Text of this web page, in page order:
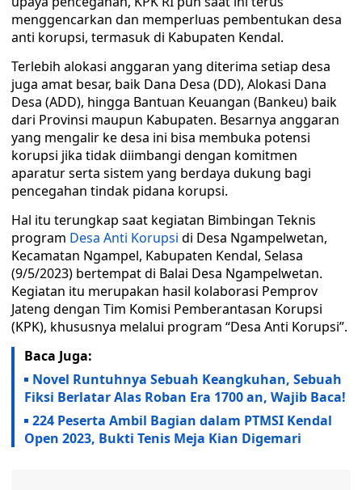
menggencarkan dan memperluas pembentukan desa
anti korupsi, termasuk di Kabupaten Kendal.
Terlebih alokasi anggaran yang diterima setiap desa
juga amat besar, baik Dana Desa (DD), Alokasi Dana
Desa (ADD), hingga Bantuan Keuangan (Bankeu) baik
dari Provinsi maupun Kabupaten. Besarnya anggaran
yang mengalir ke desa ini bisa membuka potensi
korupsi jika tidak diimbangi dengan komitmen
aparatur serta sistem yang berdaya dukung bagi
pencegahan tindak pidana korupsi.
Hal itu terungkap saat kegiatan Bimbingan Teknis
program Desa Anti Korupsi di Desa Ngampelwetan,
Kecamatan Ngampel, Kabupaten Kendal, Selasa
(9/5/2023) bertempat di Balai Desa Ngampelwetan.
Kegiatan itu merupakan hasil kolaborasi Pemprov
Jateng dengan Tim Komisi Pemberantasan Korupsi
(KPK), khususnya melalui program “Desa Anti Korupsi”.
Baca Juga:
Novel Runtuhnya Sebuah Keangkuhan, Sebuah
Fiksi Berlatar Alas Roban Era 1700 an, Wajib Baca!
224 Peserta Ambil Bagian dalam PTMSI Kendal
Open 2023, Bukti Tenis Meja Kian Digemari